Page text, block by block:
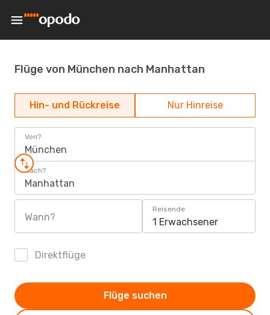
Flüge von München nach Manhattan
Hin- und Rückreise Nur Hinreise
Von?
München
Nach?
Manhattan
Wann?
Reisende
1 Erwachsener
Direktflüge
Flüge suchen